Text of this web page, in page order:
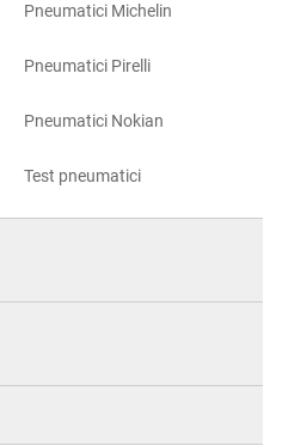
Pneumatici Michelin
Pneumatici Pirelli
Pneumatici Nokian
Test pneumatici